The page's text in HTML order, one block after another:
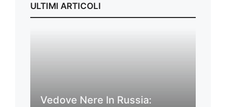
ULTIMI ARTICOLI
Vedove Nere In Russia: